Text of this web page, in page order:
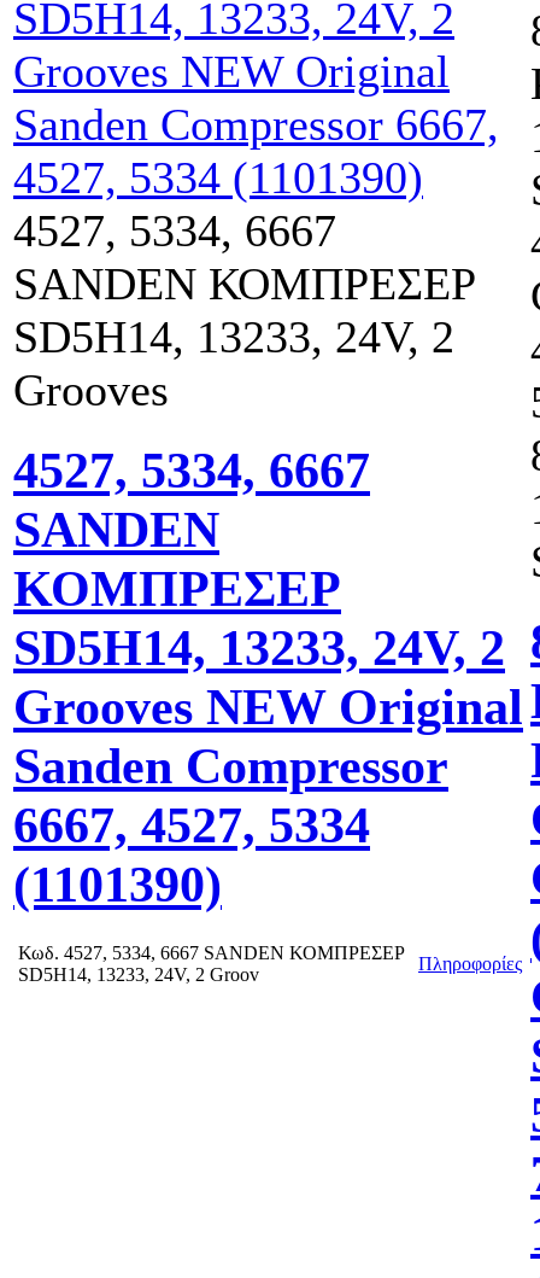
4527, 5334, 6667
SANDEN ΚΟΜΠΡΕΣΕΡ
SD5H14, 13233, 24V, 2
Grooves
4527, 5334, 6667
SANDEN
ΚΟΜΠΡΕΣΕΡ
SD5H14, 13233, 24V, 2
Grooves NEW Original
Sanden Compressor
6667, 4527, 5334
(1101390)
Κωδ. 4527, 5334, 6667 SANDEN ΚΟΜΠΡΕΣΕΡ
SD5H14, 13233, 24V, 2 Groov
Πληροφορίες